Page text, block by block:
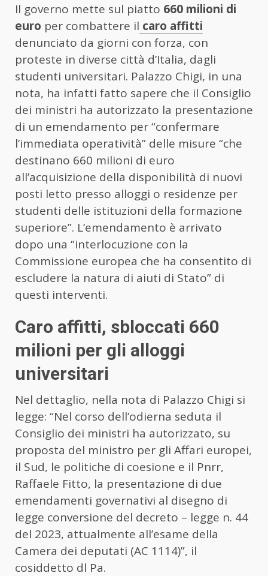
Il governo mette sul piatto 660 milioni di
euro per combattere il caro affitti
denunciato da giorni con forza, con
proteste in diverse città d’Italia, dagli
studenti universitari. Palazzo Chigi, in una
nota, ha infatti fatto sapere che il Consiglio
dei ministri ha autorizzato la presentazione
di un emendamento per “confermare
l’immediata operatività” delle misure “che
destinano 660 milioni di euro
all’acquisizione della disponibilità di nuovi
posti letto presso alloggi o residenze per
studenti delle istituzioni della formazione
superiore”. L’emendamento è arrivato
dopo una “interlocuzione con la
Commissione europea che ha consentito di
escludere la natura di aiuti di Stato” di
questi interventi.
Caro affitti, sbloccati 660
milioni per gli alloggi
universitari
Nel dettaglio, nella nota di Palazzo Chigi si
legge: “Nel corso dell’odierna seduta il
Consiglio dei ministri ha autorizzato, su
proposta del ministro per gli Affari europei,
il Sud, le politiche di coesione e il Pnrr,
Raffaele Fitto, la presentazione di due
emendamenti governativi al disegno di
legge conversione del decreto – legge n. 44
del 2023, attualmente all’esame della
Camera dei deputati (AC 1114)”, il
cosiddetto dl Pa.